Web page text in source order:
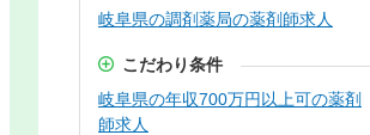
岐阜県の調剤薬局の薬剤師求人
こだわり条件
岐阜県の年収700万円以上可の薬剤
師求人